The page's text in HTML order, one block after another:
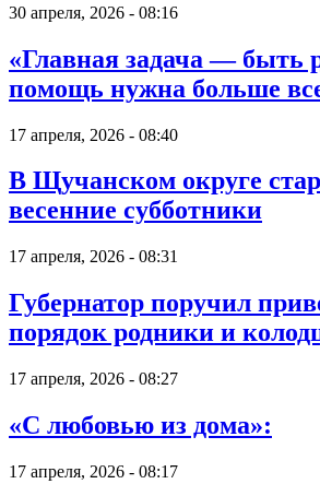
30 апреля, 2026 - 08:16
«Главная задача — быть
помощь нужна больше
17 апреля, 2026 - 08:40
В Щучанском округе
весенние субботники
17 апреля, 2026 - 08:31
Губернатор поручил
порядок родники и
17 апреля, 2026 - 08:27
«С любовью из дома»:
17 апреля, 2026 - 08:17